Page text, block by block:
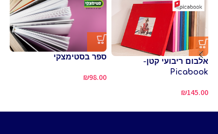
אלבום ריבועי קטן-
Picabook
₪145.00
ספר בסטימצקי
₪98.00